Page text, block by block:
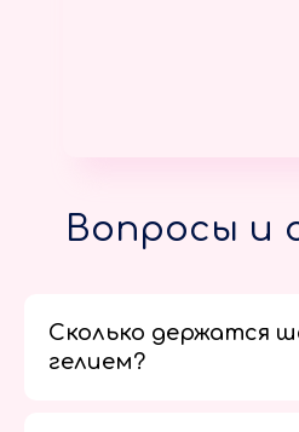
Вопросы и
Сколько держатся
гелием?